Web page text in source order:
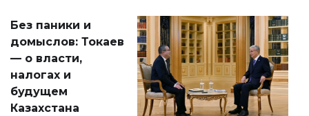
Без паники и
домыслов: Токаев
— о власти,
налогах и
будущем
Казахстана